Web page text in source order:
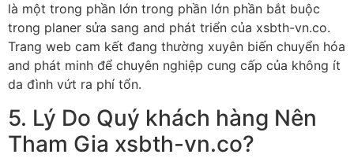
là một trong phần lớn trong phần lớn phần bắt buộc
trong planer sửa sang and phát triển của xsbth-vn.co.
Trang web cam kết đang thường xuyên biến chuyển hóa
and phát minh để chuyên nghiệp cung cấp của không ít
da đình vứt ra phí tổn.
5. Lý Do Quý khách hàng Nên
Tham Gia xsbth-vn.co?